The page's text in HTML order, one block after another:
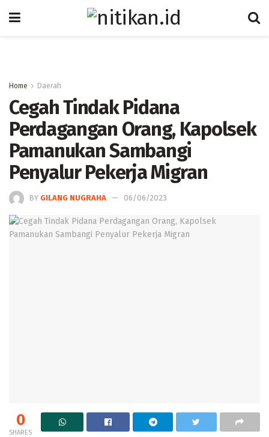
Home Daerah
Cegah Tindak Pidana
Perdagangan Orang, Kapolsek
Pamanukan Sambangi
Penyalur Pekerja Migran
BY GILANG NUGRAHA 06/06/2023
0
SHARES